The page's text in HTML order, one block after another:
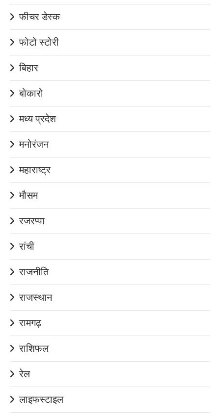
फीचर डेस्क
फोटो स्टोरी
बिहार
बोकारो
मध्य प्रदेश
मनोरंजन
महाराष्ट्र
मौसम
रजरप्पा
रांची
राजनीति
राजस्थान
रामगढ़
राशिफल
रेल
लाइफस्टाइल